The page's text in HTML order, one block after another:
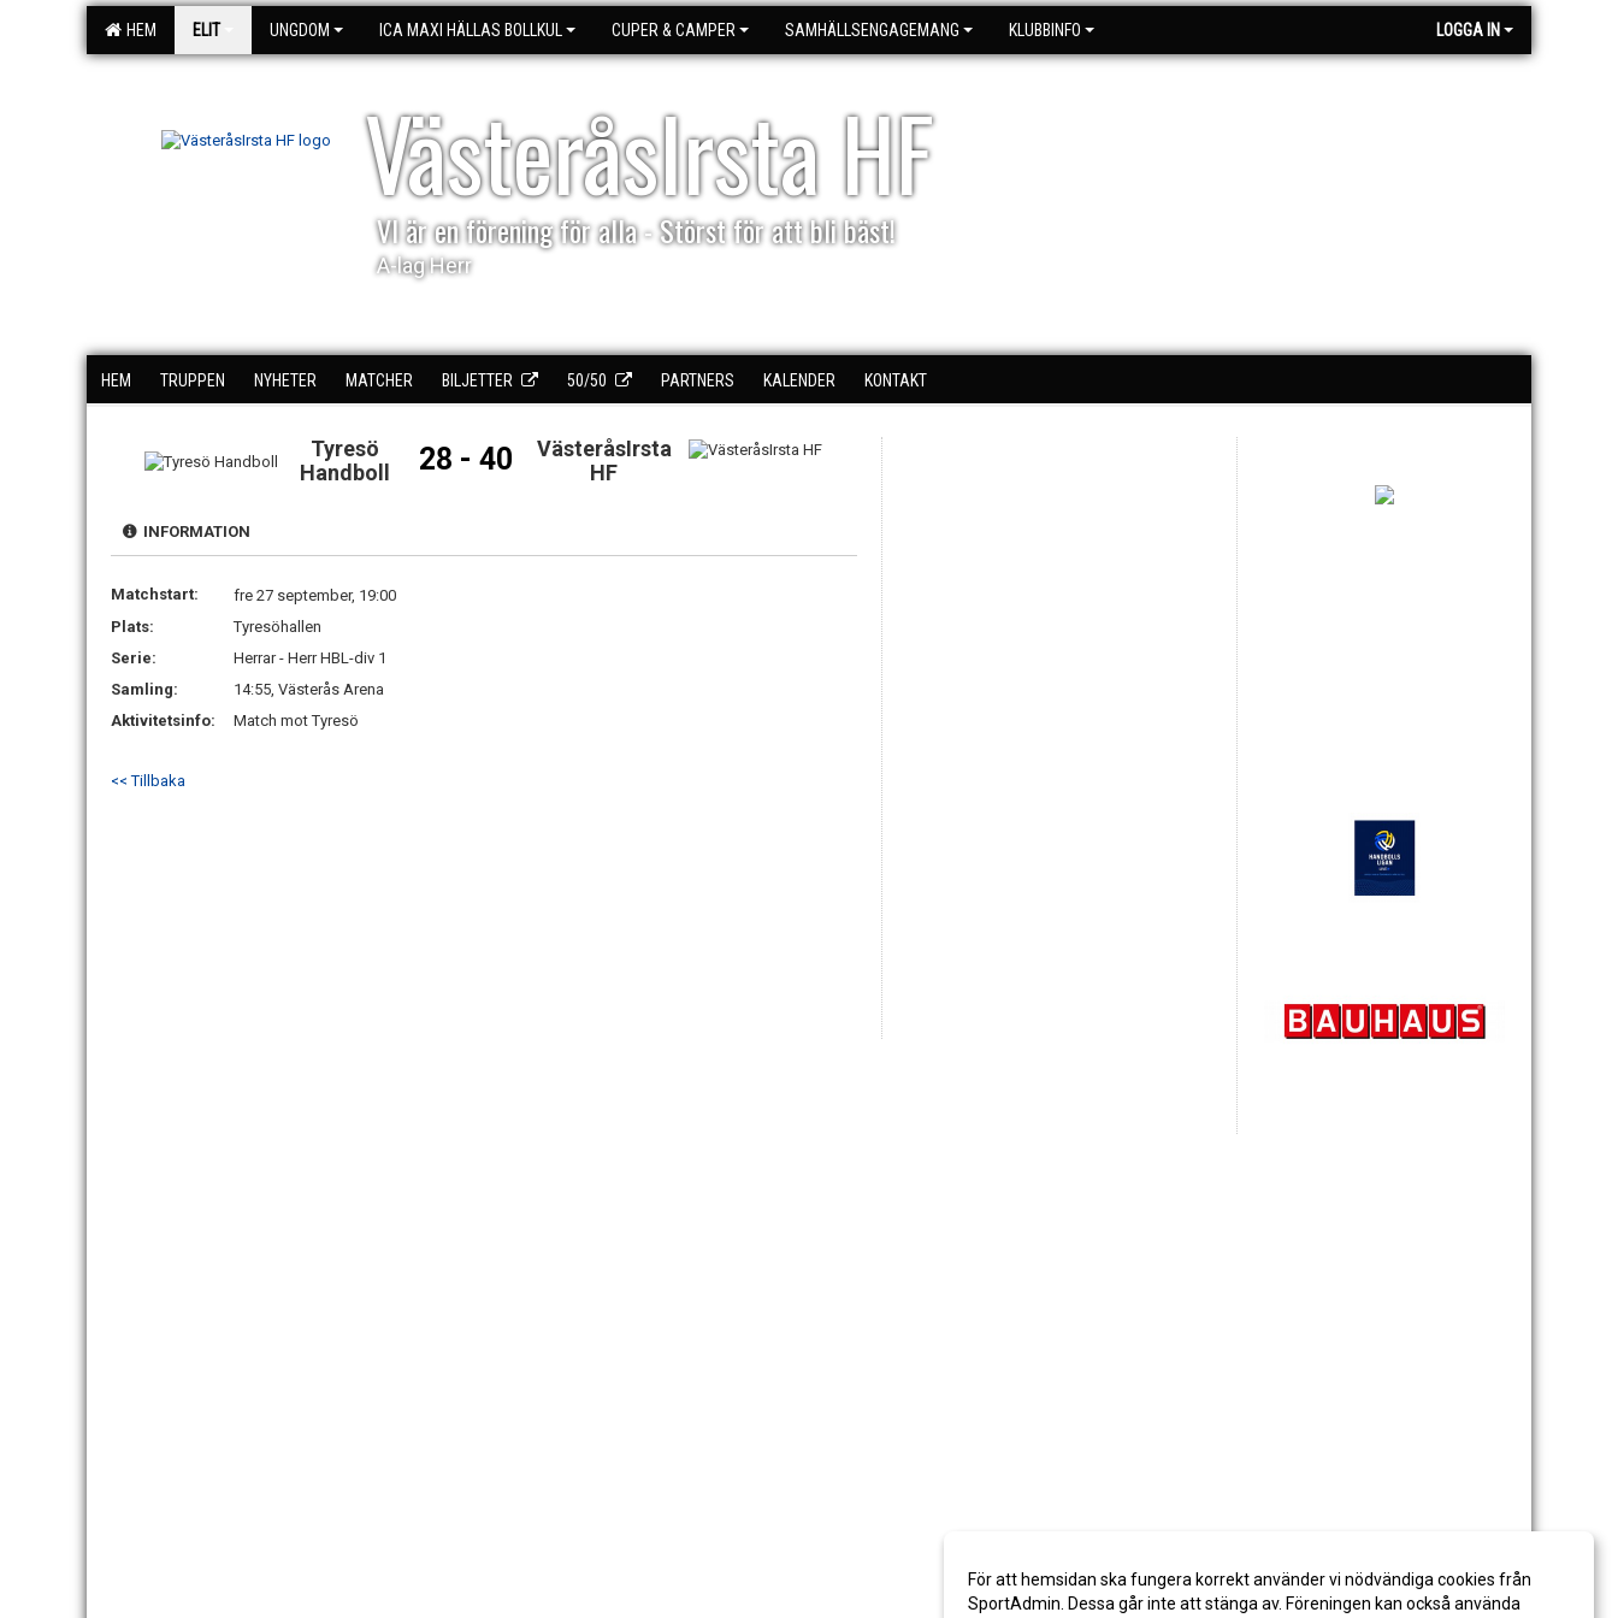
HEM ELIT UNGDOM ICA MAXI HÄLLAS BOLLKUL CUPER & CAMPER SAMHÄLLSENGAGEMANG KLUBBINFO LOGGA IN
VästeråsIrsta HF
VI är en förening för alla - Störst för att bli bäst!
A-lag Herr
HEM TRUPPEN NYHETER MATCHER BILJETTER 50/50 PARTNERS KALENDER KONTAKT
Tyresö
Handboll
28 - 40
VästeråsIrsta
HF
INFORMATION
Matchstart:
fre 27 september, 19:00
Plats:
Tyresöhallen
Serie:
Herrar - Herr HBL-div 1
Samling:
14:55, Västerås Arena
Aktivitetsinfo:
Match mot Tyresö
<< Tillbaka
För att hemsidan ska fungera korrekt använder vi nödvändiga cookies från
SportAdmin. Dessa går inte att stänga av. Föreningen kan också använda